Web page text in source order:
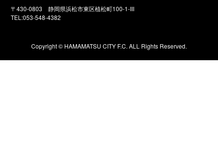
〒430-0803 静岡県浜松市東区植松町100-1-III
TEL:053-548-4382
Copyright ©️ HAMAMATSU CITY F.C. ALL Rights Reserved.